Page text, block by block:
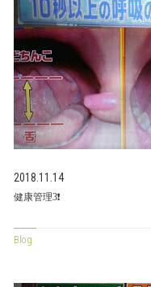
2018.11.14
健康管理3❗
Blog